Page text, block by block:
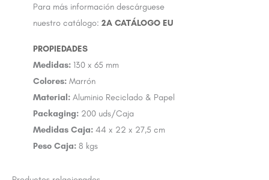
Para más información descárguese
nuestro catálogo: 2A CATÁLOGO EU
Medidas: 130 x 65 mm
Colores: Marrón
Material: Aluminio Reciclado & Papel
Packaging: 200 uds/Caja
Medidas Caja: 44 x 22 x 27,5 cm
Peso Caja: 8 kgs